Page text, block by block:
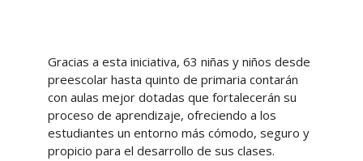
Gracias a esta iniciativa, 63 niñas y niños desde
preescolar hasta quinto de primaria contarán
con aulas mejor dotadas que fortalecerán su
proceso de aprendizaje, ofreciendo a los
estudiantes un entorno más cómodo, seguro y
propicio para el desarrollo de sus clases.